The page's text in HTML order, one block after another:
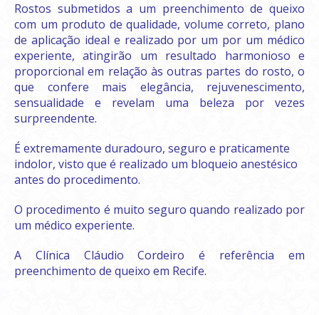
Rostos submetidos a um preenchimento de queixo
com um produto de qualidade, volume correto, plano
de aplicação ideal e realizado por um por um médico
experiente, atingirão um resultado harmonioso e
proporcional em relação às outras partes do rosto, o
que confere mais elegância, rejuvenescimento,
sensualidade e revelam uma beleza por vezes
surpreendente.
É extremamente duradouro, seguro e praticamente
indolor, visto que é realizado um bloqueio anestésico
antes do procedimento.
O procedimento é muito seguro quando realizado por
um médico experiente.
A Clínica Cláudio Cordeiro é referência em
preenchimento de queixo em Recife.